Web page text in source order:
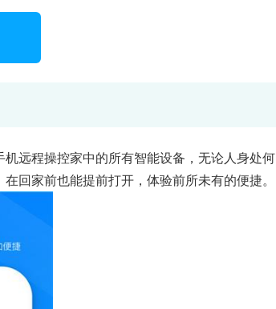
远程操控家中的所有智能设备，无论人身处何
回家前也能提前打开，体验前所未有的便捷。